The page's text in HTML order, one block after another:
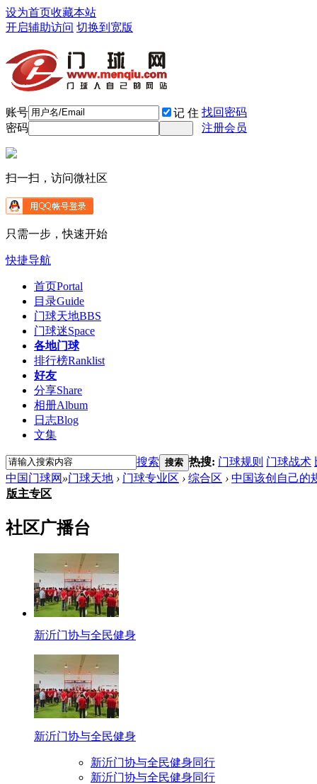
设为首页收藏本站
开启辅助访问 切换到宽版
账号 记 住 找回密码
密码
注册会员
扫一扫，访问微社区
只需一步，快速开始
快捷导航
首页Portal
目录Guide
门球天地BBS
门球迷Space
各地门球
排行榜Ranklist
好友
分享Share
相册Album
日志Blog
文集
搜索 搜索 热搜: 门球规则 门球战术
中国门球网 »门球天地 › 门球专业区 › 综合区 › 中国该创自己的
版主专区
社区广播台
新沂门协与全民健身
新沂门协与全民健身
新沂门协与全民健身同行
新沂门协与全民健身同行